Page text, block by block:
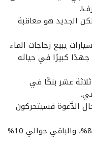
الجديد هو معاقبة
يبيع زجاجات الماء
كبيرًا في حياته
عشر بنكًا في
في مجال الدَّعوة فسيتحركون
• نسبة المسلمين في إندونيسيا تمثل80%، والباقي حوالي 10%